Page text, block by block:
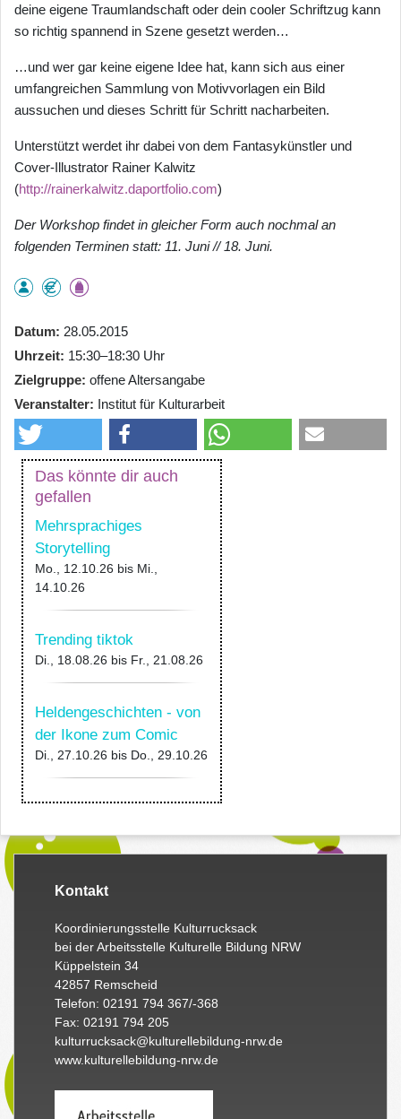
deine eigene Traumlandschaft oder dein cooler Schriftzug kann
so richtig spannend in Szene gesetzt werden…
…und wer gar keine eigene Idee hat, kann sich aus einer
umfangreichen Sammlung von Motivvorlagen ein Bild
aussuchen und dieses Schritt für Schritt nacharbeiten.
Unterstützt werdet ihr dabei von dem Fantasykünstler und
Cover-Illustrator Rainer Kalwitz
(http://rainerkalwitz.daportfolio.com)
Der Workshop findet in gleicher Form auch nochmal an
folgenden Terminen statt: 11. Juni // 18. Juni.
Datum 28.05.2015
Uhrzeit 15:30–18:30 Uhr
Zielgruppe offene Altersangabe
Veranstalter Institut für Kulturarbeit
Das könnte dir auch
gefallen
Mehrsprachiges
Storytelling
Mo., 12.10.26 bis Mi.,
14.10.26
Trending tiktok
Di., 18.08.26 bis Fr., 21.08.26
Heldengeschichten - von
der Ikone zum Comic
Di., 27.10.26 bis Do., 29.10.26
Kontakt
Koordinierungsstelle Kulturrucksack
bei der Arbeitsstelle Kulturelle Bildung NRW
Küppelstein 34
42857 Remscheid
Telefon: 02191 794 367/-368
Fax: 02191 794 205
kulturrucksack@kulturellebildung-nrw.de
www.kulturellebildung-nrw.de